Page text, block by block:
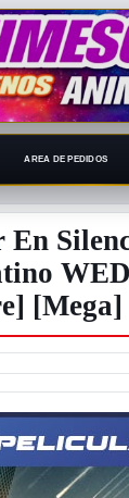
AREA DE PEDIDOS
En
[Mega]